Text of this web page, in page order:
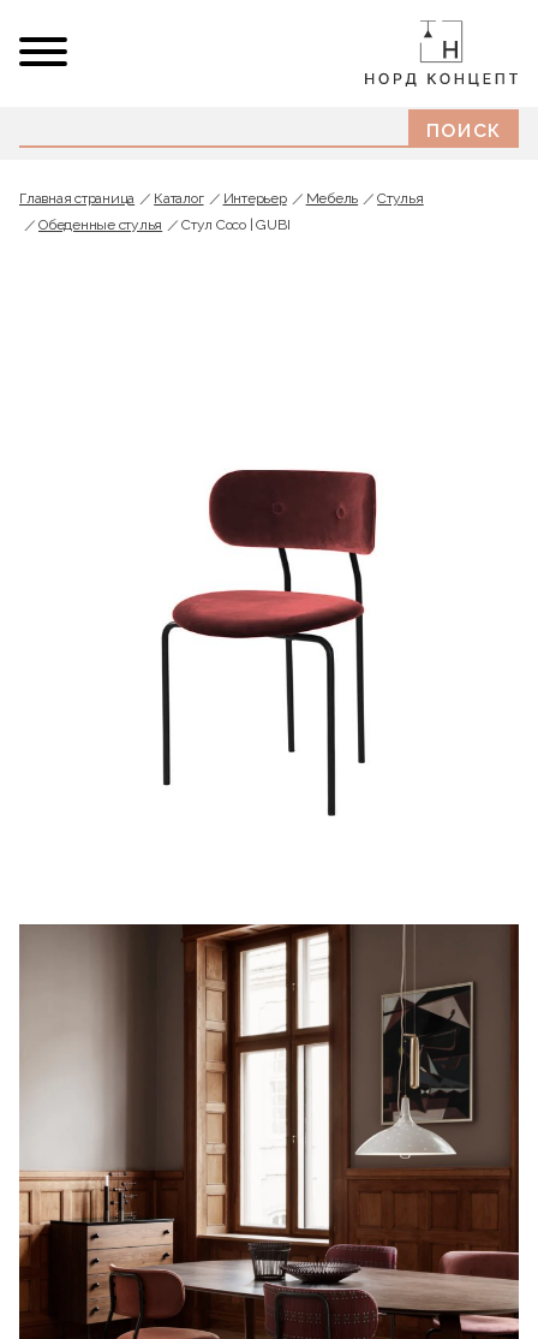
Главная страница Каталог Интерьер Мебель
Стулья
Обеденные стулья
Стул Coco | GUBI